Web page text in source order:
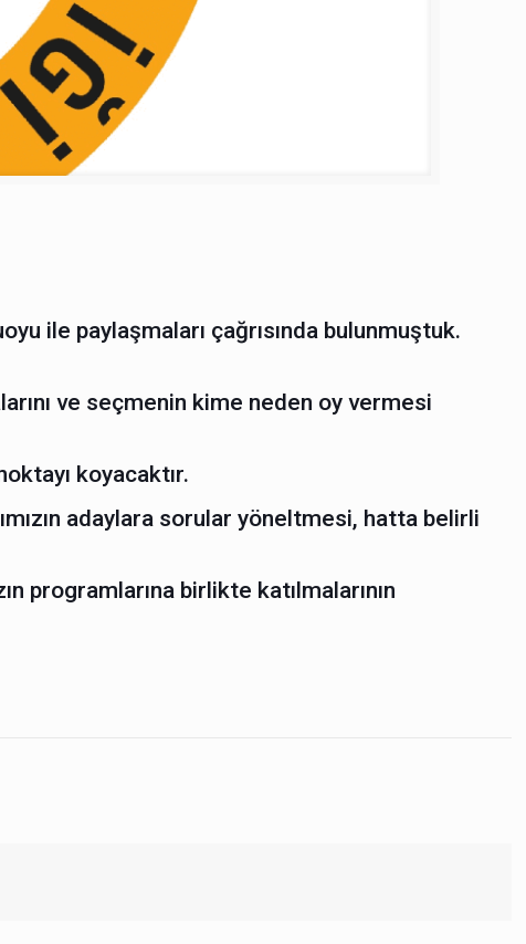
ile paylaşmaları çağrısında bulunmuştuk.
ve seçmenin kime neden oy vermesi
koyacaktır.
adaylara sorular yöneltmesi, hatta belirli
programlarına birlikte katılmalarının